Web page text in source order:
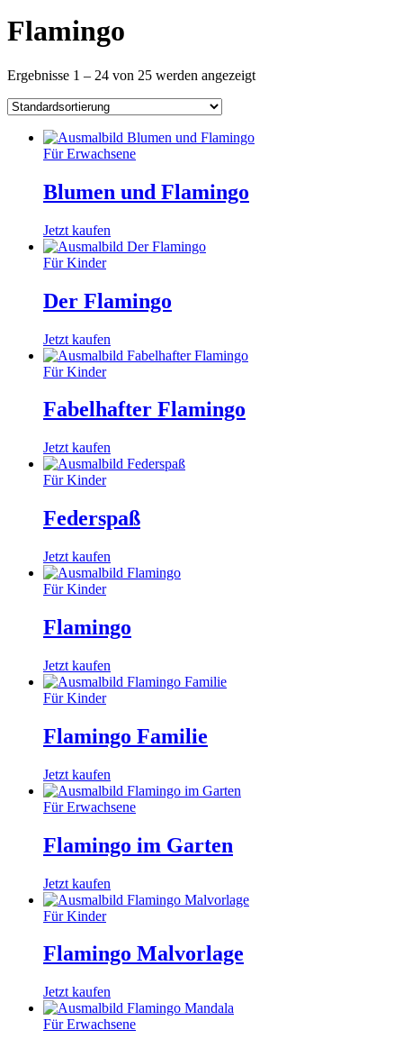
Flamingo
Ergebnisse 1 – 24 von 25 werden angezeigt
Für Erwachsene
Blumen und Flamingo
Jetzt kaufen
Für Kinder
Der Flamingo
Jetzt kaufen
Für Kinder
Fabelhafter Flamingo
Jetzt kaufen
Für Kinder
Federspaß
Jetzt kaufen
Für Kinder
Flamingo
Jetzt kaufen
Für Kinder
Flamingo Familie
Jetzt kaufen
Für Erwachsene
Flamingo im Garten
Jetzt kaufen
Für Kinder
Flamingo Malvorlage
Jetzt kaufen
Für Erwachsene